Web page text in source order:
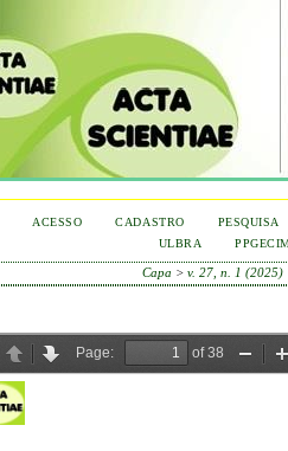
ACESSO CADASTRO
PESQUISA
ULBRA
Capa > v. 27, n. 1 (2025)